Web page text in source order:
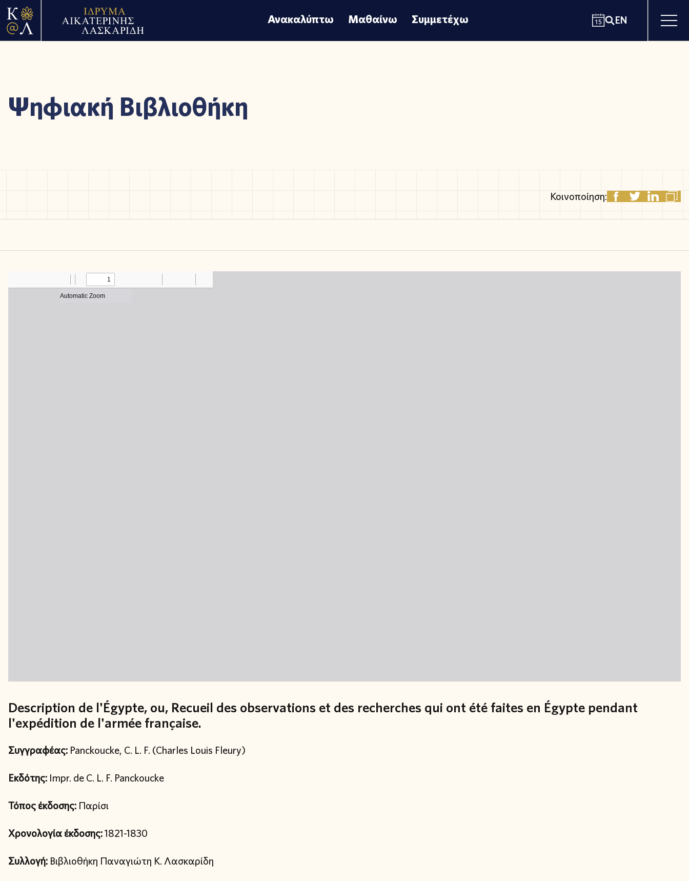
Ανακαλύπτω Μαθαίνω Συμμετέχω EN
Ψηφιακή Βιβλιοθήκη
Κοινοποίηση:
Description de l'Égypte, ou, Recueil des observations et des recherches qui ont été faites en Égypte pendant
l'expédition de l'armée française.
Συγγραφέας: Panckoucke, C. L. F. (Charles Louis Fleury)
Εκδότης: Impr. de C. L. F. Panckoucke
Τόπος έκδοσης: Παρίσι
Χρονολογία έκδοσης:1821-1830
Συλλογή: Βιβλιοθήκη Παναγιώτη Κ. Λασκαρίδη